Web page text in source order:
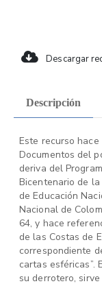
Descargar
Descripción
Este recurso
Documentos del
deriva del
Bicentenario de
de Educación
Nacional de
64, y hace
de las Costas de
correspondiente
cartas esféricas”.
su derrotero,